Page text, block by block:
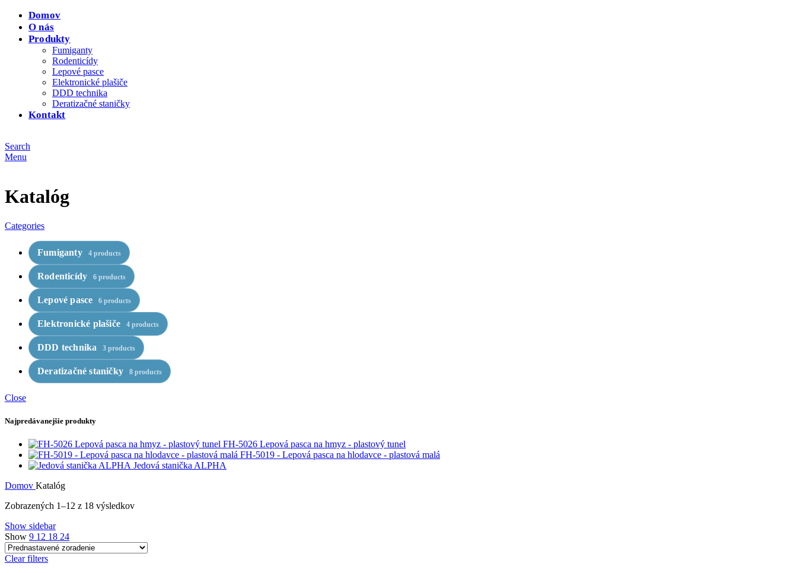
Domov
O nás
Produkty
Fumiganty
Rodenticídy
Lepové pasce
Elektronické plašiče
DDD technika
Deratizačné staničky
Kontakt
Search
Menu
Katalóg
Categories
Fumiganty 4 products
Rodenticídy 6 products
Lepové pasce 6 products
Elektronické plašiče 4 products
DDD technika 3 products
Deratizačné staničky 8 products
Close
Najpredávanejšie produkty
FH-5026 Lepová pasca na hmyz - plastový tunel
FH-5019 - Lepová pasca na hlodavce - plastová malá
Jedová stanička ALPHA
Domov Katalóg
Zobrazených 1–12 z 18 výsledkov
Show sidebar
Show 9 12 18 24
Clear filters